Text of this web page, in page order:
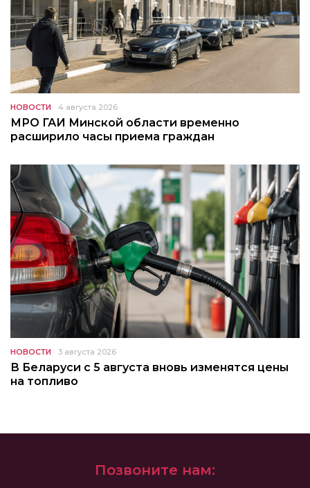
НОВОСТИ 4 августа 2026
МРО ГАИ Минской области временно
расширило часы приема граждан
НОВОСТИ 3 августа 2026
В Беларуси с 5 августа вновь изменятся цены
на топливо
Позвоните нам: